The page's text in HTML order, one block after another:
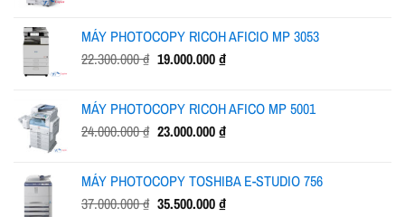
32.500.000 ₫.là:
24.500.000 ₫.
MÁY PHOTOCOPY RICOH AFICIO MP 3053
22.300.000₫ Giá
22.300.000 ₫.
19.000.000₫Giá
là:
19.000.000 ₫.
MÁY PHOTOCOPY RICOH AFICO MP 5001
24.000.000₫ Giá
24.000.000 ₫.
23.000.000₫Giá
là:
23.000.000 ₫.
MÁY PHOTOCOPY TOSHIBA E-STUDIO 756
37.000.000₫ Giá
35.500.000₫Giá